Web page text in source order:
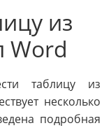
из
Word
таблицу из
несколько
подробная